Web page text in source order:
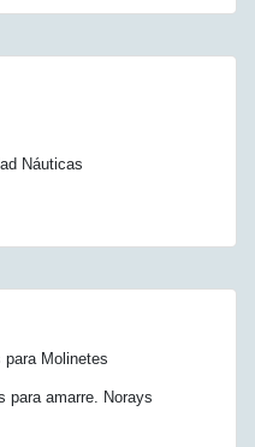
Náuticas
Molinetes
para amarre. Norays